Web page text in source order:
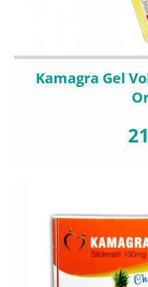
Kamagra Gel